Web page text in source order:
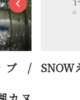
ぐフェスティ